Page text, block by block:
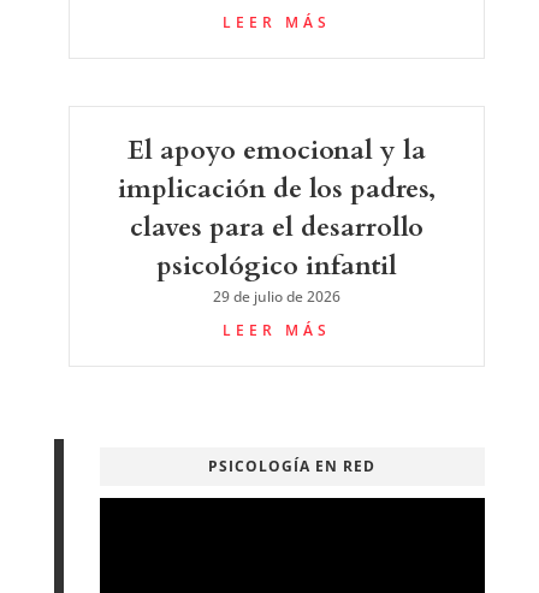
LEER MÁS
El apoyo emocional y la
implicación de los padres,
claves para el desarrollo
psicológico infantil
29 de julio de 2026
LEER MÁS
PSICOLOGÍA EN RED